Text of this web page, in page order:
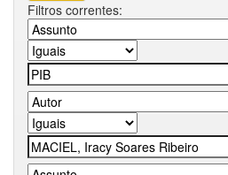
Filtros correntes: